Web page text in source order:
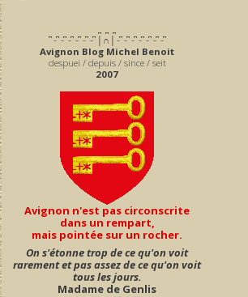
͆ ̵ ͆ ̵ ͆ ̵ ͆ ̵ ͆ ̵ ͆ ̵ ͆ │∩│ ̵ ͆ ̵ ͆ ̵ ͆ ̵ ͆ ̵ ͆ ̵ ͆ ̵ ͆
Avignon Blog Michel Benoit
despuei / depuis / since / seit
2007
Avignon n'est pas circonscrite
dans un rempart,
mais pointée sur un rocher.
On s'étonne trop de ce qu'on voit
rarement et pas assez de ce qu'on voit
tous les jours.
Madame de Genlis